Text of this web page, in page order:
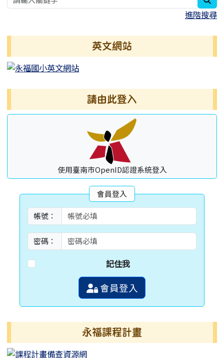
進階搜尋
英文網站
請由此登入
使用臺南市OpenID認證系統登入
會員登入
帳號：
密碼：
記住我
會員登入
永福課程計畫